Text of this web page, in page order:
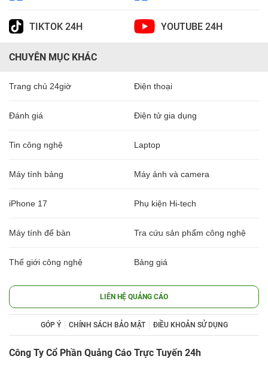
TIKTOK 24H YOUTUBE 24H
CHUYÊN MỤC KHÁC
Trang chủ 24giờ Điện thoại
Đánh giá Điện tử gia dụng
Tin công nghệ Laptop
Máy tính bảng Máy ảnh và camera
iPhone 17 Phụ kiện Hi-tech
Máy tính để bàn Tra cứu sản phẩm công nghệ
Thế giới công nghệ Bảng giá
LIÊN HỆ QUẢNG CÁO
GÓP Ý CHÍNH SÁCH BẢO MẬT ĐIỀU KHOẢN SỬ DỤNG
Công Ty Cổ Phần Quảng Cáo Trực Tuyến 24h